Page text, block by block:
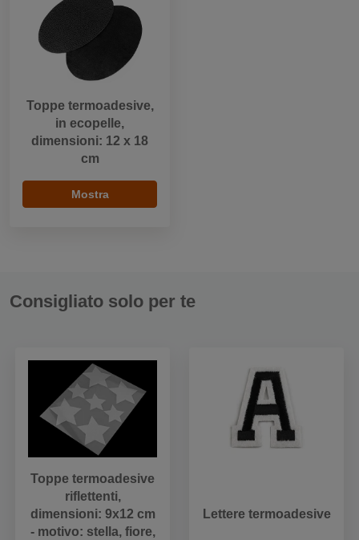
Toppe termoadesive,
in ecopelle,
dimensioni: 12 x 18
cm
Mostra
Consigliato solo per te
Toppe termoadesive
riflettenti,
dimensioni: 9x12 cm
- motivo: stella, fiore,
Lettere termoadesive